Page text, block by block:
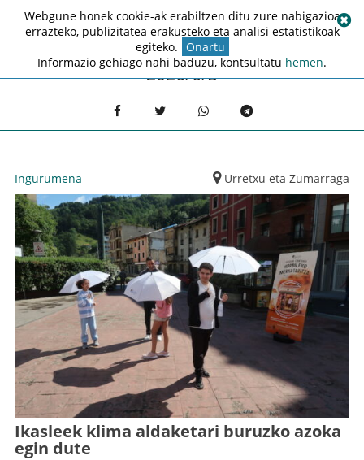
2026/6/3
Ingurumena Urretxu eta Zumarraga
Ikasleek klima aldaketari buruzko azoka
egin dute
Webgune honek cookie-ak erabiltzen ditu zure nabigazioa
errazteko, publizitatea erakusteko eta analisi estatistikoak
egiteko. Onartu
Informazio gehiago nahi baduzu, kontsultatu hemen.